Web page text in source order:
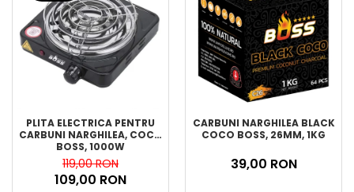
PLITA ELECTRICA PENTRU
CARBUNI NARGHILEA, COCO
BOSS, 1000W
119,00 RON
109,00 RON
CARBUNI NARGHILEA BLACK
COCO BOSS, 26MM, 1KG
39,00 RON